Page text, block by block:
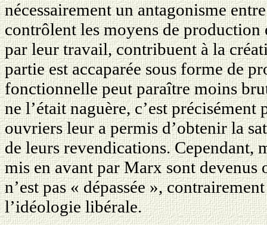
nécessairement un antagonisme
contrôlent les moyens de production
par leur travail, contribuent à la
partie est accaparée sous forme de
fonctionnelle peut paraître moins
ne l’était naguère, c’est
ouvriers leur a permis d’obtenir la
de leurs revendications. Cependant,
mis en avant par Marx sont devenus
n’est pas « dépassée »,
l’idéologie libérale.